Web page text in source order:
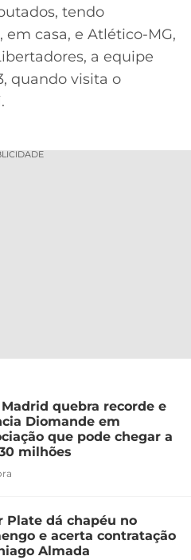
tendo
casa, e Atlético-MG,
a equipe
quando visita o
Madrid quebra recorde e
Diomande em
que pode chegar a
milhões
Plate dá chapéu no
e acerta contratação
Almada